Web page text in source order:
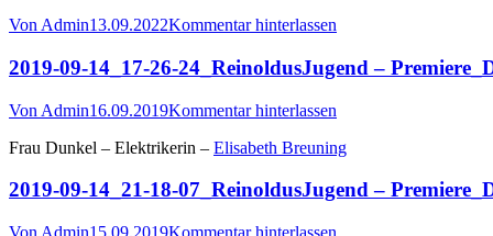
Von Admin13.09.2022Kommentar hinterlassen
2019-09-14_17-26-24_ReinoldusJugend –
Von Admin16.09.2019Kommentar hinterlassen
Frau Dunkel – Elektrikerin – Elisabeth Breuning
2019-09-14_21-18-07_ReinoldusJugend –